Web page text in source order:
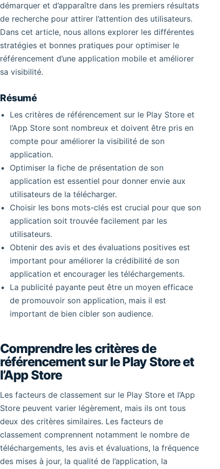
démarquer et d’apparaître dans les premiers résultats
de recherche pour attirer l’attention des utilisateurs.
Dans cet article, nous allons explorer les différentes
stratégies et bonnes pratiques pour optimiser le
référencement d’une application mobile et améliorer
sa visibilité.
Résumé
Les critères de référencement sur le Play Store et
l’App Store sont nombreux et doivent être pris en
compte pour améliorer la visibilité de son
application.
Optimiser la fiche de présentation de son
application est essentiel pour donner envie aux
utilisateurs de la télécharger.
Choisir les bons mots-clés est crucial pour que son
application soit trouvée facilement par les
utilisateurs.
Obtenir des avis et des évaluations positives est
important pour améliorer la crédibilité de son
application et encourager les téléchargements.
La publicité payante peut être un moyen efficace
de promouvoir son application, mais il est
important de bien cibler son audience.
Comprendre les critères de
référencement sur le Play Store et
l’App Store
Les facteurs de classement sur le Play Store et l’App
Store peuvent varier légèrement, mais ils ont tous
deux des critères similaires. Les facteurs de
classement comprennent notamment le nombre de
téléchargements, les avis et évaluations, la fréquence
des mises à jour, la qualité de l’application, la